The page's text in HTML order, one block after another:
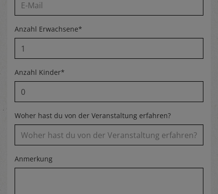
Anzahl Erwachsene*
Anzahl Kinder*
Woher hast du von der Veranstaltung erfahren?
Anmerkung